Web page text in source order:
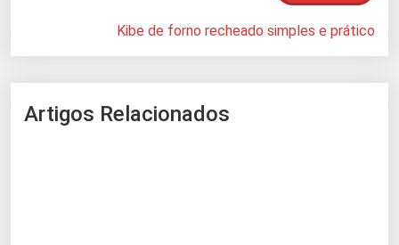
Kibe de forno recheado simples e prático
Artigos Relacionados